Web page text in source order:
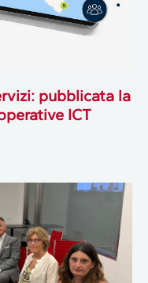
pubblicata la
ICT